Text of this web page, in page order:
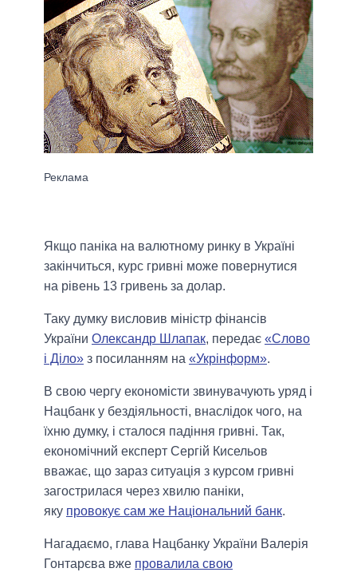
Якщо паніка на валютному ринку в Україні
закінчиться, курс гривні може повернутися
на рівень 13 гривень за долар.
Таку думку висловив міністр фінансів
України Олександр Шлапак, передає «Слово
і Діло» з посиланням на «Укрінформ».
В свою чергу економісти звинувачують уряд і
Нацбанк у бездіяльності, внаслідок чого, на
їхню думку, і сталося падіння гривні. Так,
економічний експерт Сергій Кисельов
вважає, що зараз ситуація з курсом гривні
загострилася через хвилю паніки,
яку провокує сам же Національний банк.
Нагадаємо, глава Нацбанку України Валерія
Гонтарєва вже провалила свою